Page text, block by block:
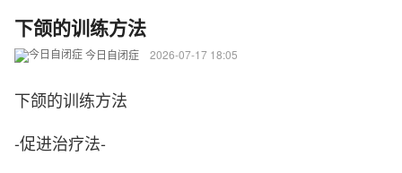
下颌的训练方法
今日自闭症 2026-07-17 18:05
下颌的训练方法
-促进治疗法-